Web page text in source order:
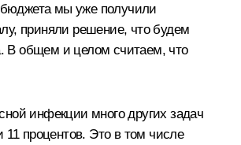
бюджета мы уже получили
приняли решение, что будем
В общем и целом считаем, что
инфекции много других задач
процентов. Это в том числе